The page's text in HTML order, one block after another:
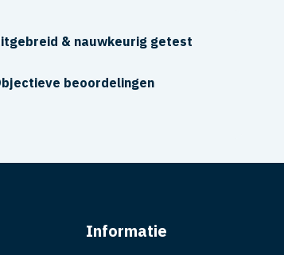
& nauwkeurig getest
beoordelingen
Informatie